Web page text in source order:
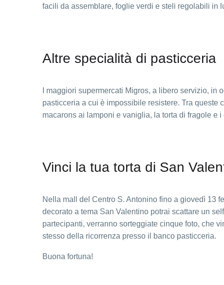
facili da assemblare, foglie verdi e steli regolabili in
Altre specialità di pasticceria
I maggiori supermercati Migros, a libero servizio,
pasticceria a cui è impossibile resistere. Tra queste
macarons ai lamponi e vaniglia, la torta di fragole e i
Vinci la tua torta di San
Nella mall del Centro S. Antonino fino a giovedì 13
decorato a tema San Valentino potrai scattare un
partecipanti, verranno sorteggiate cinque foto, che
stesso della ricorrenza presso il banco pasticceria.
Buona fortuna!